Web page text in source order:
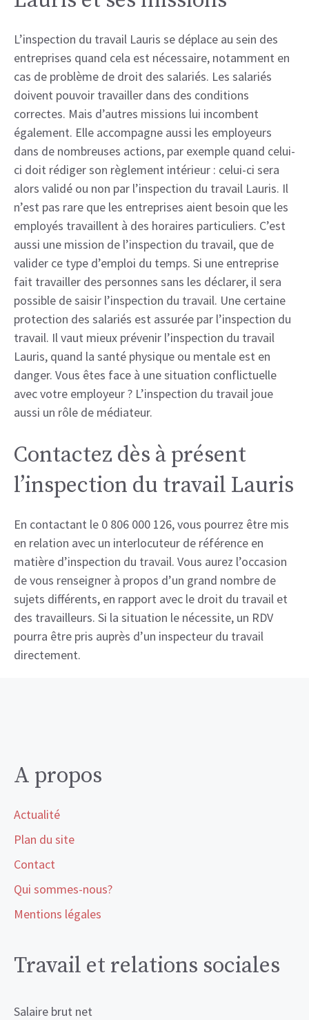
L’inspection du travail Lauris se déplace au sein des
entreprises quand cela est nécessaire, notamment en
cas de problème de droit des salariés. Les salariés
doivent pouvoir travailler dans des conditions
correctes. Mais d’autres missions lui incombent
également. Elle accompagne aussi les employeurs
dans de nombreuses actions, par exemple quand celui-
ci doit rédiger son règlement intérieur : celui-ci sera
alors validé ou non par l’inspection du travail Lauris. Il
n’est pas rare que les entreprises aient besoin que les
employés travaillent à des horaires particuliers. C’est
aussi une mission de l’inspection du travail, que de
valider ce type d’emploi du temps. Si une entreprise
fait travailler des personnes sans les déclarer, il sera
possible de saisir l’inspection du travail. Une certaine
protection des salariés est assurée par l’inspection du
travail. Il vaut mieux prévenir l’inspection du travail
Lauris, quand la santé physique ou mentale est en
danger. Vous êtes face à une situation conflictuelle
avec votre employeur ? L’inspection du travail joue
aussi un rôle de médiateur.
Contactez dès à présent
l’inspection du travail Lauris
En contactant le 0 806 000 126, vous pourrez être mis
en relation avec un interlocuteur de référence en
matière d’inspection du travail. Vous aurez l’occasion
de vous renseigner à propos d’un grand nombre de
sujets différents, en rapport avec le droit du travail et
des travailleurs. Si la situation le nécessite, un RDV
pourra être pris auprès d’un inspecteur du travail
directement.
A propos
Actualité
Plan du site
Contact
Qui sommes-nous?
Mentions légales
Travail et relations sociales
Salaire brut net